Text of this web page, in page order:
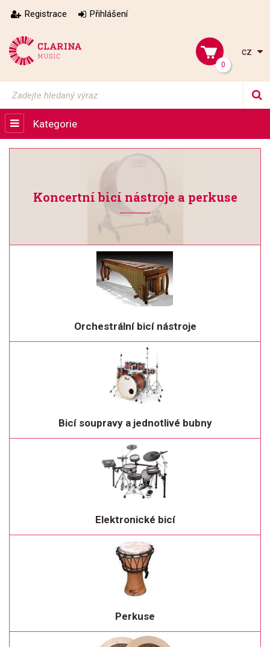
Registrace Přihlášení
0
cz
Kategorie
Koncertní bicí nástroje a perkuse
Orchestrální bicí nástroje
Bicí soupravy a jednotlivé bubny
Elektronické bicí
Perkuse